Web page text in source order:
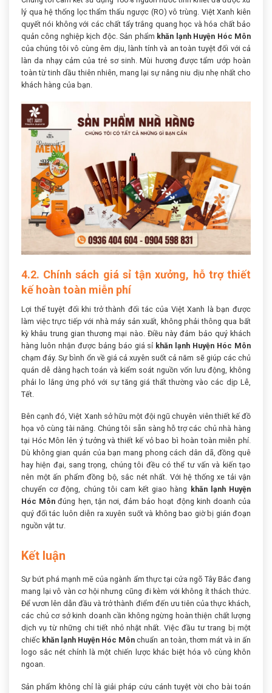
lý qua hệ thống lọc thẩm thấu ngược (RO) vô trùng. Việt Xanh kiên
quyết nói không với các chất tẩy trắng quang học và hóa chất bảo
quản công nghiệp kịch độc. Sản phẩm khăn lạnh Huyện Hóc Môn
của chúng tôi vô cùng êm dịu, lành tính và an toàn tuyệt đối với cả
làn da nhạy cảm của trẻ sơ sinh. Mùi hương được tẩm ướp hoàn
toàn từ tinh dầu thiên nhiên, mang lại sự nâng niu dịu nhẹ nhất cho
khách hàng của bạn.
4.2. Chính sách giá sỉ tận xưởng, hỗ trợ thiết
kế hoàn toàn miễn phí
Lợi thế tuyệt đối khi trở thành đối tác của Việt Xanh là bạn được
làm việc trực tiếp với nhà máy sản xuất, không phải thông qua bất
kỳ khâu trung gian thương mại nào. Điều này đảm bảo quý khách
hàng luôn nhận được bảng báo giá sỉ khăn lạnh Huyện Hóc Môn
chạm đáy. Sự bình ổn về giá cả xuyên suốt cả năm sẽ giúp các chủ
quán dễ dàng hạch toán và kiểm soát nguồn vốn lưu động, không
phải lo lắng ứng phó với sự tăng giá thất thường vào các dịp Lễ,
Tết.
Bên cạnh đó, Việt Xanh sở hữu một đội ngũ chuyên viên thiết kế đồ
họa vô cùng tài năng. Chúng tôi sẵn sàng hỗ trợ các chủ nhà hàng
tại Hóc Môn lên ý tưởng và thiết kế vỏ bao bì hoàn toàn miễn phí.
Dù không gian quán của bạn mang phong cách dân dã, đồng quê
hay hiện đại, sang trọng, chúng tôi đều có thể tư vấn và kiến tạo
nên một ấn phẩm đồng bộ, sắc nét nhất. Với hệ thống xe tải vận
chuyển cơ động, chúng tôi cam kết giao hàng khăn lạnh Huyện
Hóc Môn đúng hẹn, tận nơi, đảm bảo hoạt động kinh doanh của
quý đối tác luôn diễn ra xuyên suốt và không bao giờ bị gián đoạn
nguồn vật tư.
Kết luận
Sự bứt phá mạnh mẽ của ngành ẩm thực tại cửa ngõ Tây Bắc đang
mang lại vô vàn cơ hội nhưng cũng đi kèm với không ít thách thức.
Để vươn lên dẫn đầu và trở thành điểm đến ưu tiên của thực khách,
các chủ cơ sở kinh doanh cần không ngừng hoàn thiện chất lượng
dịch vụ từ những chi tiết nhỏ nhặt nhất. Việc đầu tư trang bị một
chiếc khăn lạnh Huyện Hóc Môn chuẩn an toàn, thơm mát và in ấn
logo sắc nét chính là một chiến lược khác biệt hóa vô cùng khôn
ngoan.
Sản phẩm không chỉ là giải pháp cứu cánh tuyệt vời cho bài toán